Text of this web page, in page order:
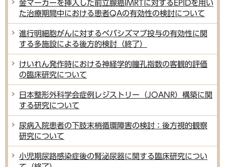
金マーカーを挿入した前立腺癌IMRTに対するEPIDを用い
た治療期間中における患者QAの有効性の検討について
進行明細胞がんに対するベバシズマブ投与の有効性に関
する多施設による後方的検討（終了）
けいれん発作時における神経学的瞳孔指数の客観的評価
の臨床研究について
日本整形外科学会症例レジストリー（JOANR）構築に関
する研究について
尿病入院患者の下肢末梢循環障害の検討：後方視的観察
研究について
小児期尿路感染症後の腎泌尿器に関する臨床研究につい